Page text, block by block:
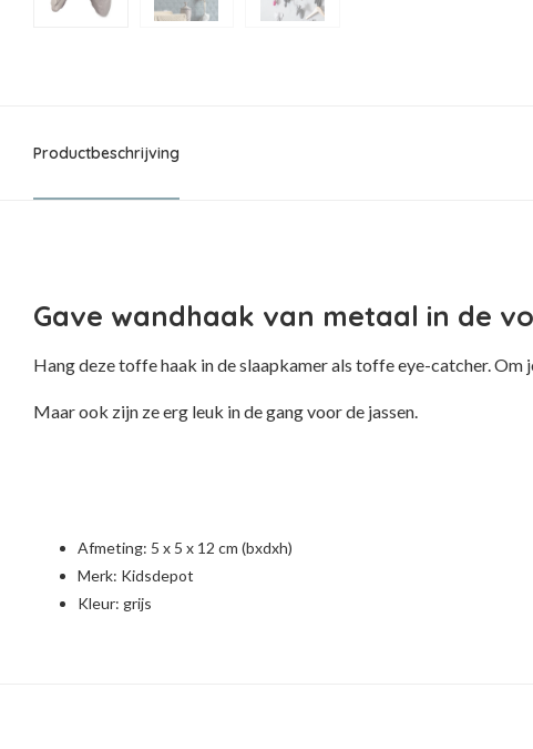
Productbeschrijving
Gave wandhaak van metaal in de
Hang deze toffe haak in de slaapkamer als toffe eye-catcher. Om
Maar ook zijn ze erg leuk in de gang voor de jassen.
Afmeting: 5 x 5 x 12 cm (bxdxh)
Merk: Kidsdepot
Kleur: grijs